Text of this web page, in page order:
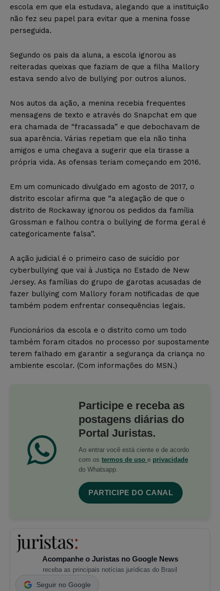
escola em que ela estudava, alegando que a instituição
não fez seu papel para evitar que a menina fosse
perseguida.
Segundo os pais da aluna, a escola ignorou as
reiteradas queixas que faziam de que a filha Mallory
estava sendo alvo de bullying por outros alunos.
Nos autos da ação, a menina recebia frequentes
mensagens de texto e através do Snapchat em que
era chamada de “fracassada” e que debochavam de
sua aparência. Várias repetiam que ela não tinha
amigos e uma chegava a sugerir que ela tirasse a
própria vida. As ofensas teriam começando em 2016.
Em um comunicado divulgado em agosto de 2017, o
distrito escolar afirma que “a alegação de que o
distrito de Rockaway ignorou os pedidos da família
Grossman e falhou contra o bullying de forma geral é
categoricamente falsa”.
A ação judicial é o primeiro caso de suicídio por
cyberbullying que vai à Justiça no Estado de New
Jersey. As famílias do grupo de garotas acusadas de
fazer bullying com Mallory foram notificadas de que
também podem enfrentar consequências legais.
Funcionários da escola e o distrito como um todo
também foram citados no processo por supostamente
terem falhado em garantir a segurança da criança no
ambiente escolar. (Com informações do MSN.)
Participe e receba as
postagens diárias do
Portal Juristas.
Ao entrar você está ciente e de acordo
com os termos de uso e privacidade
do Whatsapp.
PARTICIPE DO CANAL
Acompanhe o Juristas no Google News
receba as principais notícias jurídicas do Brasil
Seguir no Google